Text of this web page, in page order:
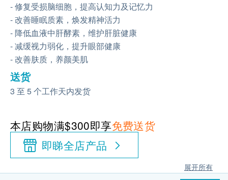
- 修复受损脑细胞，提高认知力及记忆力
- 改善睡眠质素，焕发精神活力
- 降低血液中肝酵素，维护肝脏健康
- 减缓视力弱化，提升眼部健康
- 改善肤质，养颜美肌
送货
3 至 5 个工作天内发货
本店购物满$300即享免费送货
即睇全店产品
展开所有